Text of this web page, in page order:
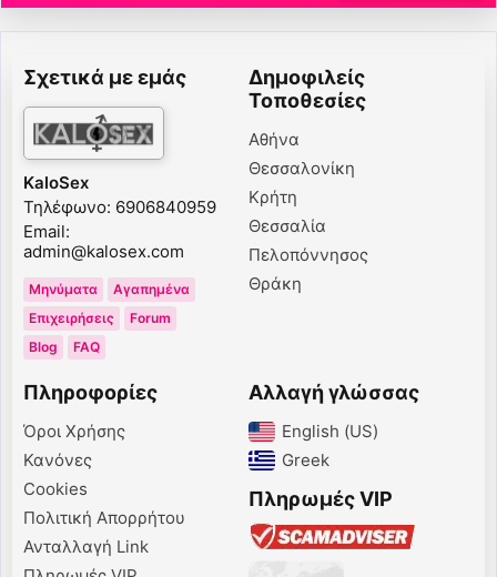
Σχετικά με εμάς
KaloSex
Τηλέφωνο: 6906840959
Email:
admin@kalosex.com
Μηνύματα
Αγαπημένα
Επιχειρήσεις
Forum
Blog
FAQ
Δημοφιλείς
Τοποθεσίες
Αθήνα
Θεσσαλονίκη
Κρήτη
Θεσσαλία
Πελοπόννησος
Θράκη
Πληροφορίες
Όροι Χρήσης
Κανόνες
Cookies
Πολιτική Απορρήτου
Ανταλλαγή Link
Αλλαγή γλώσσας
English (US)‎
Greek‎
Πληρωμές VIP